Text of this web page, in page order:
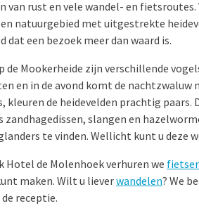
van rust en vele wandel- en
natuurgebied met uitgestrekte
dat een bezoek meer dan waard is.
de Mookerheide zijn verschillende
en in de avond komt de nachtzwaluw
kleuren de heidevelden prachtig
slangen en
te vinden. Wellicht kunt u deze
Hotel de Molenhoek verhuren we
maken. Wilt u lieverwandelen? We
receptie.